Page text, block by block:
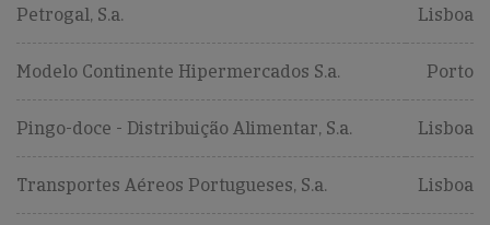
Petrogal, S.a. Lisboa
Modelo Continente Hipermercados S.a. Porto
Pingo-doce - Distribuição Alimentar, S.a. Lisboa
Transportes Aéreos Portugueses, S.a. Lisboa